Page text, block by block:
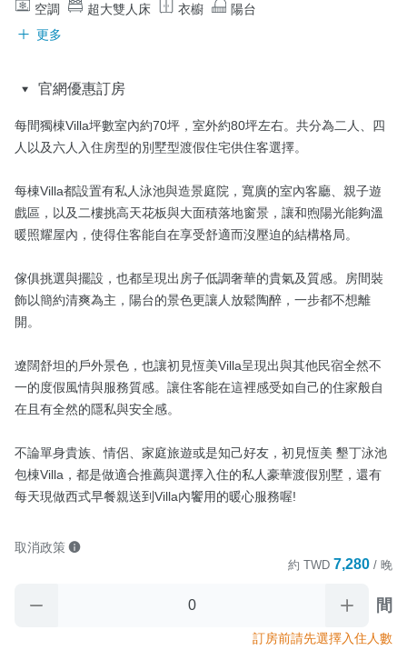
空調
超大雙人床 衣櫥
陽台
更多
官網優惠訂房
每間獨棟Villa坪數室內約70坪，室外約80坪左右。共分為二人、四
人以及六人入住房型的別墅型渡假住宅供住客選擇。
每棟Villa都設置有私人泳池與造景庭院，寬廣的室內客廳、親子遊
戲區，以及二樓挑高天花板與大面積落地窗景，讓和煦陽光能夠溫
暖照耀屋內，使得住客能自在享受舒適而沒壓迫的結構格局。
傢俱挑選與擺設，也都呈現出房子低調奢華的貴氣及質感。房間裝
飾以簡約清爽為主，陽台的景色更讓人放鬆陶醉，一步都不想離
開。
遼闊舒坦的戶外景色，也讓初見恆美Villa呈現出與其他民宿全然不
一的度假風情與服務質感。讓住客能在這裡感受如自己的住家般自
在且有全然的隱私與安全感。
不論單身貴族、情侶、家庭旅遊或是知己好友，初見恆美 墾丁泳池
包棟Villa，都是做適合推薦與選擇入住的私人豪華渡假別墅，還有
每天現做西式早餐親送到Villa內饗用的暖心服務喔!
取消政策
約 TWD 7,280 / 晚
間
訂房前請先選擇入住人數